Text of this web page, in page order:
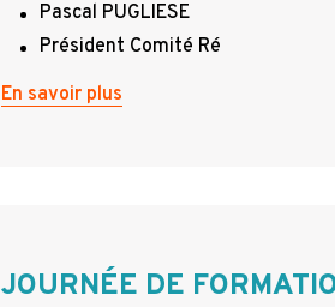
Pascal PUGLIESE
Président Comité Ré
En savoir plus
JOURNÉE DE